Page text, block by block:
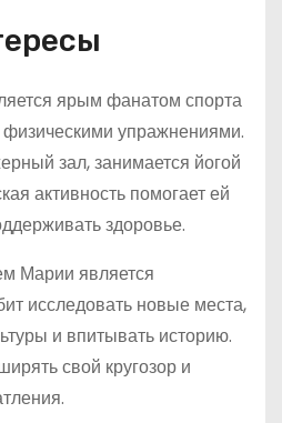
ярым фанатом спорта
физическими упражнениями.
зал, занимается йогой
активность помогает ей
здоровье.
Марии является
исследовать новые места,
и впитывать историю.
свой кругозор и